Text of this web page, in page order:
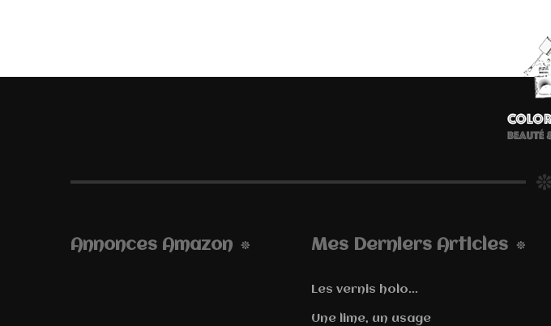
Annonces Amazon Mes Derniers Articles
Les vernis holo...
Une lime, un usage